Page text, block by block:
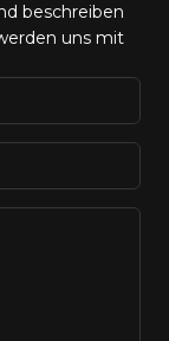
beschreiben
uns mit